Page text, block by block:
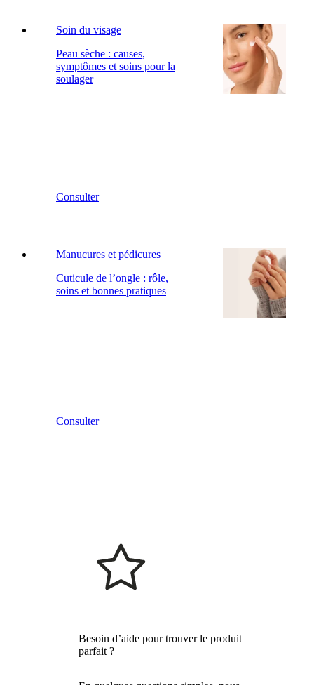
Soin du visage
Peau sèche : causes,
symptômes et soins pour la
soulager
Consulter
Manucures et pédicures
Cuticule de l’ongle : rôle,
soins et bonnes pratiques
Consulter
Besoin d’aide pour trouver le produit
parfait ?